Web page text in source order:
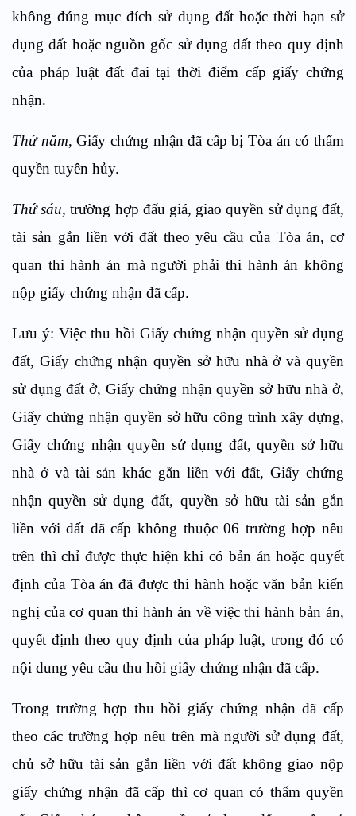
không đúng mục đích sử dụng đất hoặc thời hạn sử
dụng đất hoặc nguồn gốc sử dụng đất theo quy định
của pháp luật đất đai tại thời điểm cấp giấy chứng
nhận.
Thứ năm, Giấy chứng nhận đã cấp bị Tòa án có thẩm
quyền tuyên hủy.
Thứ sáu, trường hợp đấu giá, giao quyền sử dụng đất,
tài sản gắn liền với đất theo yêu cầu của Tòa án, cơ
quan thi hành án mà người phải thi hành án không
nộp giấy chứng nhận đã cấp.
Lưu ý: Việc thu hồi Giấy chứng nhận quyền sử dụng
đất, Giấy chứng nhận quyền sở hữu nhà ở và quyền
sử dụng đất ở, Giấy chứng nhận quyền sở hữu nhà ở,
Giấy chứng nhận quyền sở hữu công trình xây dựng,
Giấy chứng nhận quyền sử dụng đất, quyền sở hữu
nhà ở và tài sản khác gắn liền với đất, Giấy chứng
nhận quyền sử dụng đất, quyền sở hữu tài sản gắn
liền với đất đã cấp không thuộc 06 trường hợp nêu
trên thì chỉ được thực hiện khi có bản án hoặc quyết
định của Tòa án đã được thi hành hoặc văn bản kiến
nghị của cơ quan thi hành án về việc thi hành bản án,
quyết định theo quy định của pháp luật, trong đó có
nội dung yêu cầu thu hồi giấy chứng nhận đã cấp.
Trong trường hợp thu hồi giấy chứng nhận đã cấp
theo các trường hợp nêu trên mà người sử dụng đất,
chủ sở hữu tài sản gắn liền với đất không giao nộp
giấy chứng nhận đã cấp thì cơ quan có thẩm quyền